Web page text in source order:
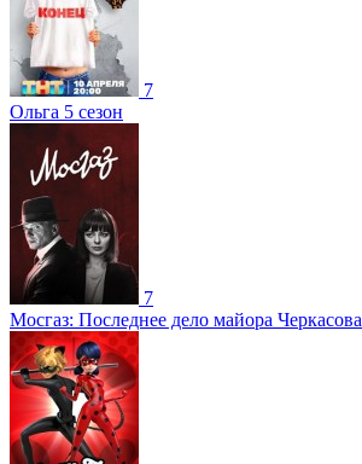
7
Ольга 5 сезон
7
Мосгаз: Последнее дело майора Черкасова